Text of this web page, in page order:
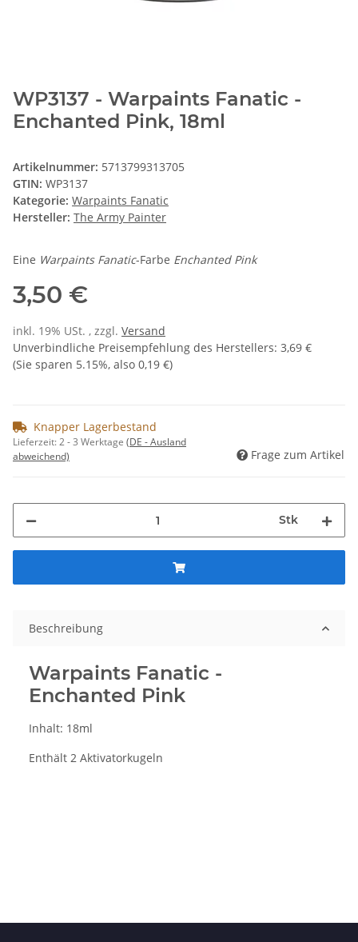
WP3137 - Warpaints Fanatic -
Enchanted Pink, 18ml
Artikelnummer: 5713799313705
GTIN: WP3137
Kategorie: Warpaints Fanatic
Hersteller: The Army Painter
Eine Warpaints Fanatic-Farbe Enchanted Pink
3,50 €
inkl. 19% USt. , zzgl. Versand
Unverbindliche Preisempfehlung des Herstellers: 3,69 €
(Sie sparen 5.15%, also 0,19 €)
Knapper Lagerbestand
Lieferzeit:2 - 3 Werktage (DE - Ausland
abweichend)
Frage zum Artikel
Stk
Beschreibung
Warpaints Fanatic -
Enchanted Pink
Inhalt: 18ml
Enthält 2 Aktivatorkugeln